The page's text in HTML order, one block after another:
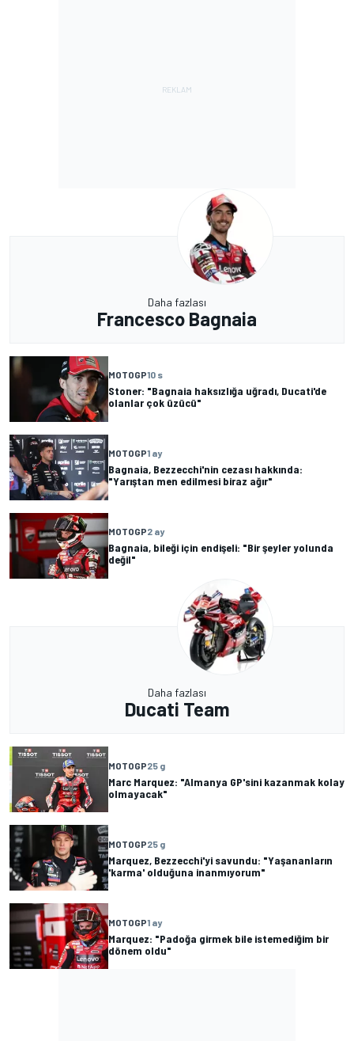
Daha fazlası
Francesco Bagnaia
MOTOGP10 s
Stoner: "Bagnaia haksızlığa uğradı, Ducati'de
olanlar çok üzücü"
MOTOGP1 ay
Bagnaia, Bezzecchi'nin cezası hakkında:
"Yarıştan men edilmesi biraz ağır"
MOTOGP2 ay
Bagnaia, bileği için endişeli: "Bir şeyler yolunda
değil"
Daha fazlası
Ducati Team
MOTOGP25 g
Marc Marquez: "Almanya GP'sini kazanmak kolay
olmayacak"
MOTOGP25 g
Marquez, Bezzecchi'yi savundu: "Yaşananların
'karma' olduğuna inanmıyorum"
MOTOGP1 ay
Marquez: "Padoğa girmek bile istemediğim bir
dönem oldu"